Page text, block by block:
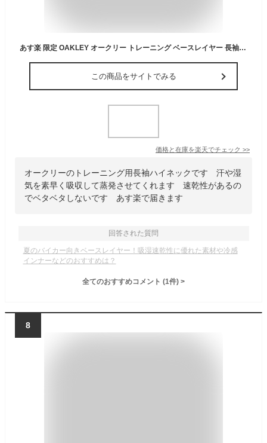
あす楽 限定 OAKLEY オークリー トレーニング ベースレイヤー 長袖 ハイネック 裏起毛 TECHNICAL BASE LAYER LS MOCK 3.0 FOA405784 oak23fw 2024summer
この商品をサイトでみる
価格と在庫を楽天でチェック >>
オークリーのトレーニング用長袖ハイネックです 汗や湿
気を素早く吸収して蒸発させてくれます 速乾性があるの
でベタベタしないです あす楽で届きます
回答された質問
夏のバイカー向きベースレイヤー！吸湿速乾性に優れた素材や冷感
インナーなどのおすすめは？
全てのおすすめコメント (1件) >
8